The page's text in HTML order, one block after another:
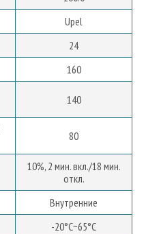
Upel
24
160
140
80
10%, 2 мин. вкл./18 мин.
откл.
Внутренние
-20°C~65°C